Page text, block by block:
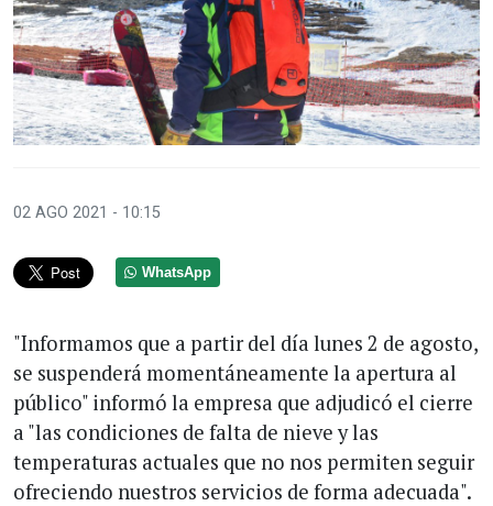
02 AGO 2021 - 10:15
WhatsApp
"Informamos que a partir del día lunes 2 de agosto,
se suspenderá momentáneamente la apertura al
público" informó la empresa que adjudicó el cierre
a "las condiciones de falta de nieve y las
temperaturas actuales que no nos permiten seguir
ofreciendo nuestros servicios de forma adecuada".